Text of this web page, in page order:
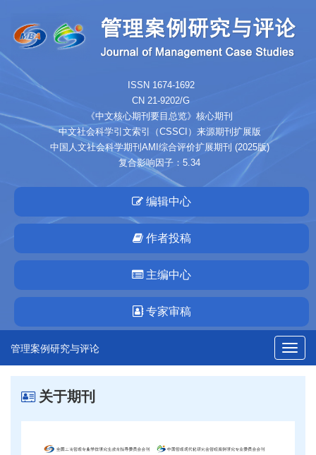
ISSN 1674-1692
CN 21-9202/G
《中文核心期刊要目总览》核心期刊
中文社会科学引文索引（CSSCI）来源期刊扩展版
中国人文社会科学期刊AMI综合评价扩展期刊 (2025版)
复合影响因子：5.34
编辑中心
作者投稿
主编中心
专家审稿
管理案例研究与评论
关于期刊